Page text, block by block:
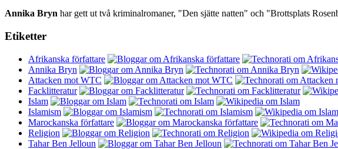
Annika Bryn har gett ut två kriminalromaner, "Den sjätte natten" och "Brottsplats
Etiketter
Afrikanska författare
Annika Bryn
Attacken mot WTC
Facklitteratur
Islam
Islamism
Marockanska författare
Religion
Tahar Ben Jelloun